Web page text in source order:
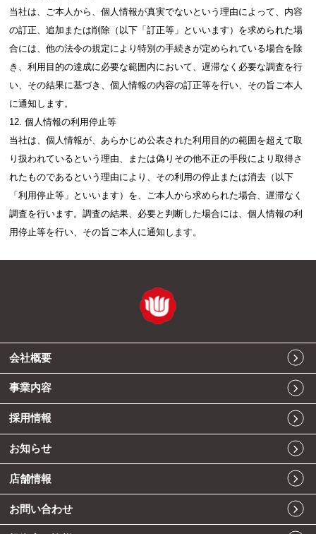
当社は、ご本人から、個人情報が真実でないという理由によって、内容
の訂正、追加または削除（以下「訂正等」といいます）を求められた場
合には、他の法令の規定により特別の手続きが定められている場合を除
き、利用目的の達成に必要な範囲内において、遅滞なく必要な調査を行
い、その結果に基づき、個人情報の内容の訂正等を行い、その旨ご本人
に通知します。
12. 個人情報の利用停止等
当社は、個人情報が、あらかじめ公表された利用目的の範囲を超えて取
り扱われているという理由、または偽りその他不正の手段により取得さ
れたものであるという理由により、その利用の停止または消去（以下
「利用停止等」といいます）を、ご本人から求められた場合、遅滞なく
調査を行います。調査の結果、必要と判断した場合には、個人情報の利
用停止等を行い、その旨ご本人に通知します。
会社概要
事業内容
採用情報
お知らせ
店舗情報
お問い合わせ